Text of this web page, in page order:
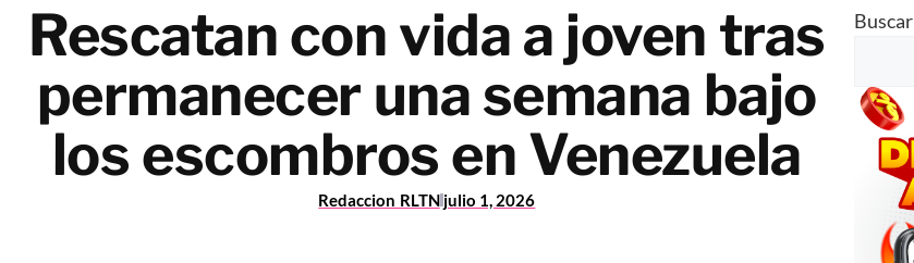
Rescatan con vida a joven tras
permanecer una semana bajo
los escombros en Venezuela
Redaccion RLTNjulio 1, 2026
Buscar